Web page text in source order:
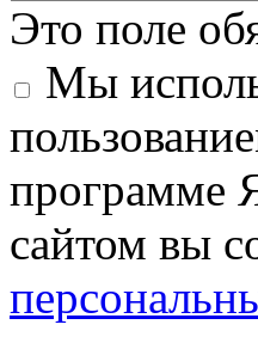
Это поле
Мы
программе
сайтом вы